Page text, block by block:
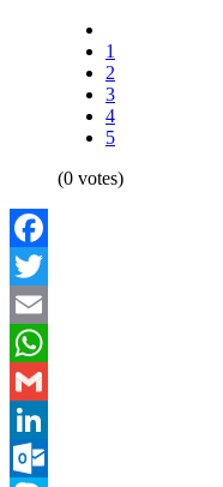
1
2
3
4
5
(0 votes)
Facebook
Twitter
Email
WhatsApp
Gmail
LinkedIn